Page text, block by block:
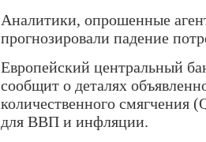
Аналитики, опрошенные
прогнозировали падение
Европейский центральный
сообщит о деталях
количественного смягчения
для ВВП и инфляции.